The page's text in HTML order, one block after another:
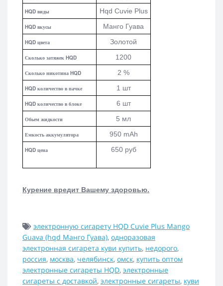
HQD виды Hqd Cuvie Plus
HQD вкусы Манго Гуава
HQD цвета Золотой
Сколько затяжек HQD 1200
Сколько никотина HQD 2 %
HQD количество в пачке 1 шт
HQD количество в блоке 6 шт
Обьем жидкости 5 мл
Емкость аккумулятора 950 mAh
HQD цена 650 руб
Курение вредит Вашему здоровью.
электронную сигарету HQD Cuvie Plus Mango
Guava (hqd Манго Гуава), одноразовая
электронная сигарета куви купить, недорого,
россия, москва, челябинск, омск, купить оптом
электронные сигареты HQD, электронные
сигареты с доставкой, электронные сигареты, куви